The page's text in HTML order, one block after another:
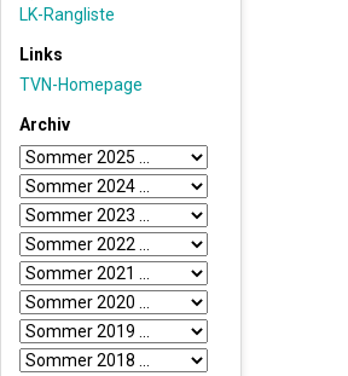
LK-Rangliste
Links
TVN-Homepage
Archiv